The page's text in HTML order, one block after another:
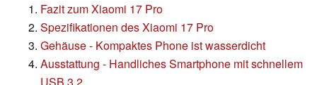
Fazit zum Xiaomi 17 Pro
Spezifikationen des Xiaomi 17 Pro
Gehäuse - Kompaktes Phone ist wasserdicht
Ausstattung - Handliches Smartphone mit schnellem